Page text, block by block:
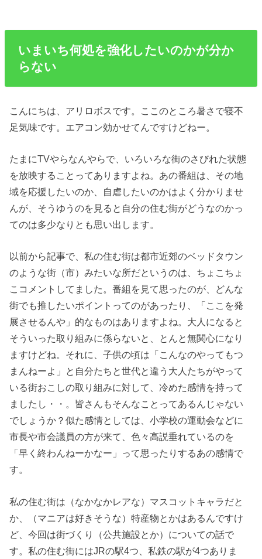
いまいち何処を強化したいのかが分か
らない
こんにちは、アリロボスです。ここのところ暑さで寝不
足気味です。エアコン効かせてんですけどねー。
たまにTVやらなんやらで、いろいろな街のさびれた状態
を放映することってありますよね。あの番組は、その地
域を応援したいのか、自虐したいのかはよく分かりませ
んが、そうゆうのを見ると自分の住む街がどうなのかっ
てのは多少なりとも思い出します。
以前から記事で、私の住む街は都市近郊のベッドタウン
のような街（市）みたいな所だというのは、ちょこちょ
こコメントしてました。番組を見て思ったのが、どんな
街でも推したいポイントってのがあったり、「ここを発
展させるんや」的なものはありますよね。大人になると
そういった取り組みに係らないと、とんと無関心になり
ますけどね。それに、子供の頃は「こんなのやってもつ
まんねーよ」と自分たちと世代と違う大人たちがやって
いる街おこしの取り組みに対して、冷めた感情を持って
ましたし・・。皆さんもそんなことってあるんじゃない
でしょうか？似た感情としては、小学校の運動会などに
市長や市会議員の方が来て、色々高説垂れているのを
「早く終わんねーかなー」って思ったりするあの感情で
す。
私の住む街は（なかなかレアな）マスコットキャラだと
か、（マニアは好きそうな）特産物とかはあるんですけ
ど、今回は街づくり（公共施設とか）についての話で
す。私の住む街にはJRの駅4つ、私鉄の駅が4つありま